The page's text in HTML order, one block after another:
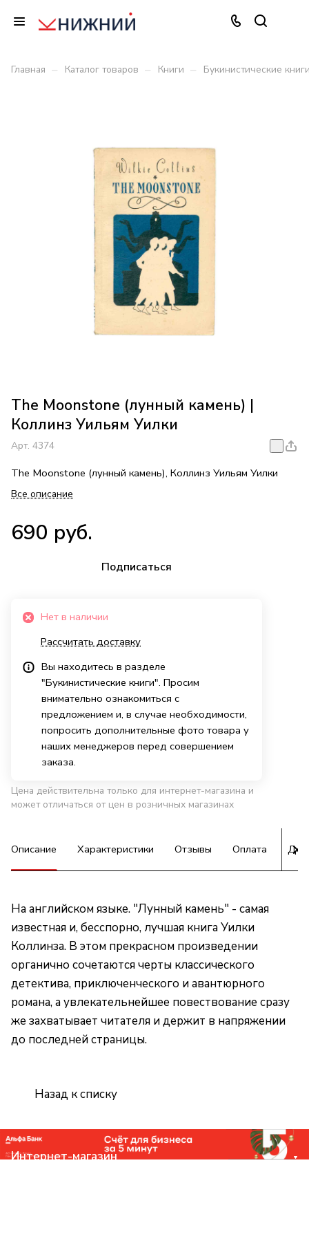
Главная – Каталог товаров – Книги – Букинистические
The Moonstone (лунный камень) |
Коллинз Уильям Уилки
Арт. 4374
The Moonstone (лунный камень), Коллинз Уильям Уилки
Все описание
690 руб.
Подписаться
Нет в наличии
Рассчитать доставку
Вы находитесь в разделе
"Букинистические книги". Просим
внимательно ознакомиться с
предложением и, в случае необходимости,
попросить дополнительные фото товара у
наших менеджеров перед совершением
заказа.
Цена действительна только для интернет-магазина и
может отличаться от цен в розничных магазинах
Описание Характеристики Отзывы Оплата
На английском языке. "Лунный камень" - самая
известная и, бесспорно, лучшая книга Уилки
Коллинза. В этом прекрасном произведении
органично сочетаются черты классического
детектива, приключенческого и авантюрного
романа, а увлекательнейшее повествование сразу
же захватывает читателя и держит в напряжении
до последней страницы.
Назад к списку
Интернет-магазин